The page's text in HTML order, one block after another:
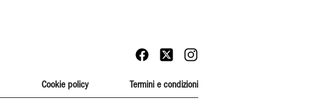
Cookie policy Termini e condizioni